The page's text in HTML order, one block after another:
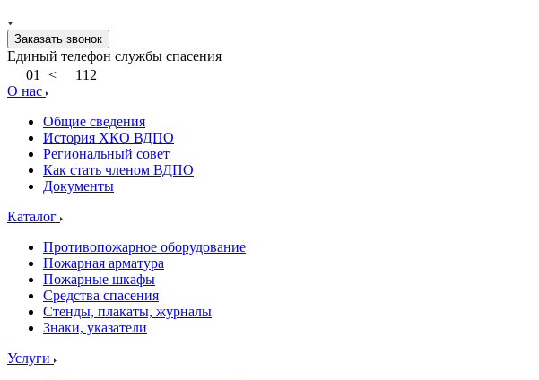
Заказать звонок
Единый телефон службы спасения
01
<
112
О нас
Общие сведения
История ХКО ВДПО
Региональный совет
Как стать членом ВДПО
Документы
Каталог
Противопожарное оборудование
Пожарная арматура
Пожарные шкафы
Средства спасения
Стенды, плакаты, журналы
Знаки, указатели
Услуги